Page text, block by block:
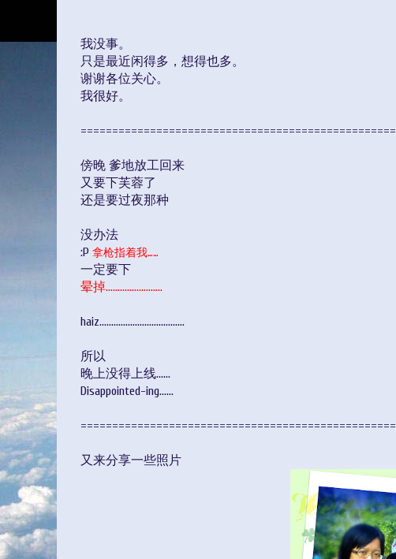
我没事。
只是最近闲得多，想得也多。
谢谢各位关心。
我很好。
==================================================
傍晚 爹地放工回来
又要下芙蓉了
还是要过夜那种
没办法
:P 拿枪指着我……
一定要下
晕掉……………………
haiz………………………………
所以
晚上没得上线……
Disappointed-ing……
==================================================
又来分享一些照片